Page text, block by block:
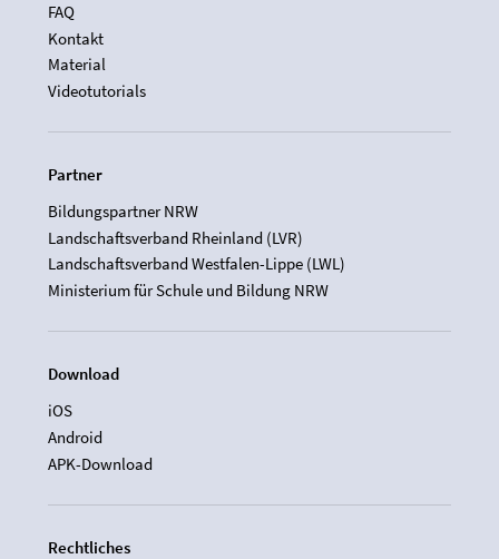
FAQ
Kontakt
Material
Videotutorials
Partner
Bildungspartner NRW
Landschaftsverband Rheinland (LVR)
Landschaftsverband Westfalen-Lippe (LWL)
Ministerium für Schule und Bildung NRW
Download
iOS
Android
APK-Download
Rechtliches